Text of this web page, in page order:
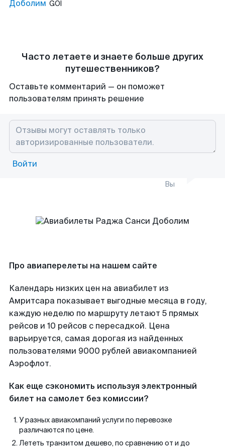
Доболим GOI
Часто летаете и знаете больше других
путешественников?
Оставьте комментарий — он поможет
пользователям принять решение
Войти
Вы
Про авиаперелеты на нашем сайте
Календарь низких цен на авиабилет из
Амритсара показывает выгодные месяца в году,
каждую неделю по маршруту летают 5 прямых
рейсов и 10 рейсов с пересадкой. Цена
варьируется, самая дорогая из найденных
пользователями 9000 рублей авиакомпанией
Аэрофлот.
Как еще сэкономить используя электронный
билет на самолет без комиссии?
У разных авиакомпаний услуги по перевозке
различаются по цене.
Лететь транзитом дешево, по сравнению от и до